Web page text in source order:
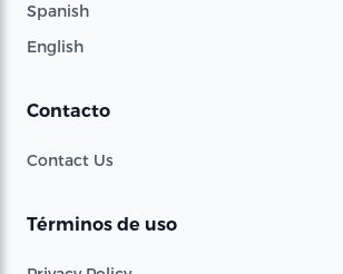
Spanish
English
Contacto
Contact Us
Términos de uso